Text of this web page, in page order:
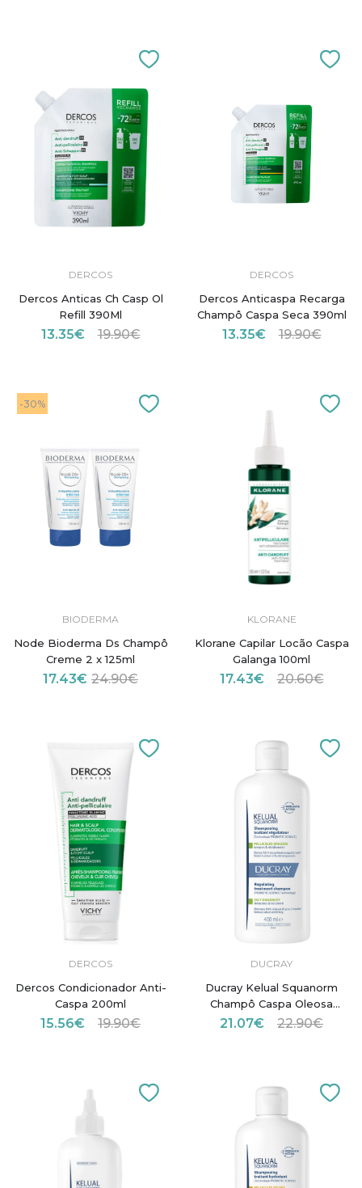
DERCOS
Dercos Anticas Ch Casp Ol
Refill 390Ml
13.35€ 19.90€
DERCOS
Dercos Anticaspa Recarga
Champô Caspa Seca 390ml
13.35€ 19.90€
-30%
BIODERMA
Node Bioderma Ds Champô
Creme 2 x 125ml
17.43€ 24.90€
KLORANE
Klorane Capilar Locão Caspa
Galanga 100ml
17.43€ 20.60€
DERCOS
Dercos Condicionador Anti-
Caspa 200ml
15.56€ 19.90€
DUCRAY
Ducray Kelual Squanorm
Champô Caspa Oleosa
400ml
21.07€ 22.90€